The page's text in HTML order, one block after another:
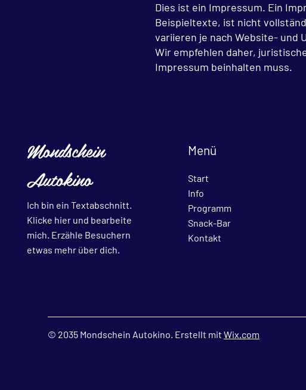
Dies ist ein Impressum. Ein
Beispieltexte, ist nicht
variieren je nach Website- und
Wir empfehlen daher,
Impressum beinhalten muss.
Mondschein
Autokino
Ich bin ein Textabschnitt.
Klicke hier und bearbeite
mich. Erzähle Besuchern
etwas mehr über dich.
Menü
Start
Info
Programm
Snack-Bar
Kontakt
© 2035 Mondschein Autokino. Erstellt mit Wix.com